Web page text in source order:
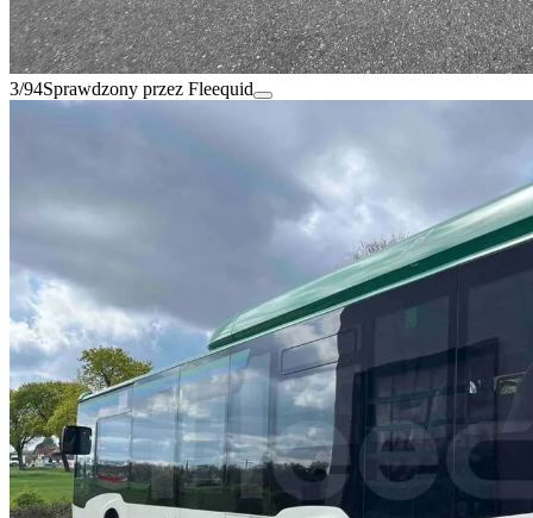
3/94Sprawdzony przez Fleequid